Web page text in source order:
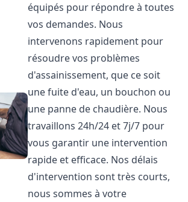
équipés pour répondre à toutes
vos demandes. Nous
intervenons rapidement pour
résoudre vos problèmes
d'assainissement, que ce soit
une fuite d'eau, un bouchon ou
une panne de chaudière. Nous
travaillons 24h/24 et 7j/7 pour
vous garantir une intervention
rapide et efficace. Nos délais
d'intervention sont très courts,
nous sommes à votre